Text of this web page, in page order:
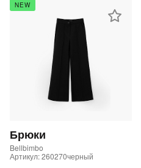
NEW
Брюки
Bellbimbo
Артикул: 260270черный